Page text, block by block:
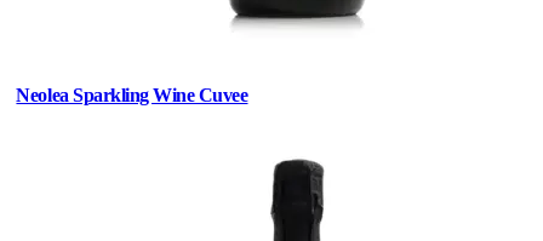
Neolea Sparkling Wine Cuvee